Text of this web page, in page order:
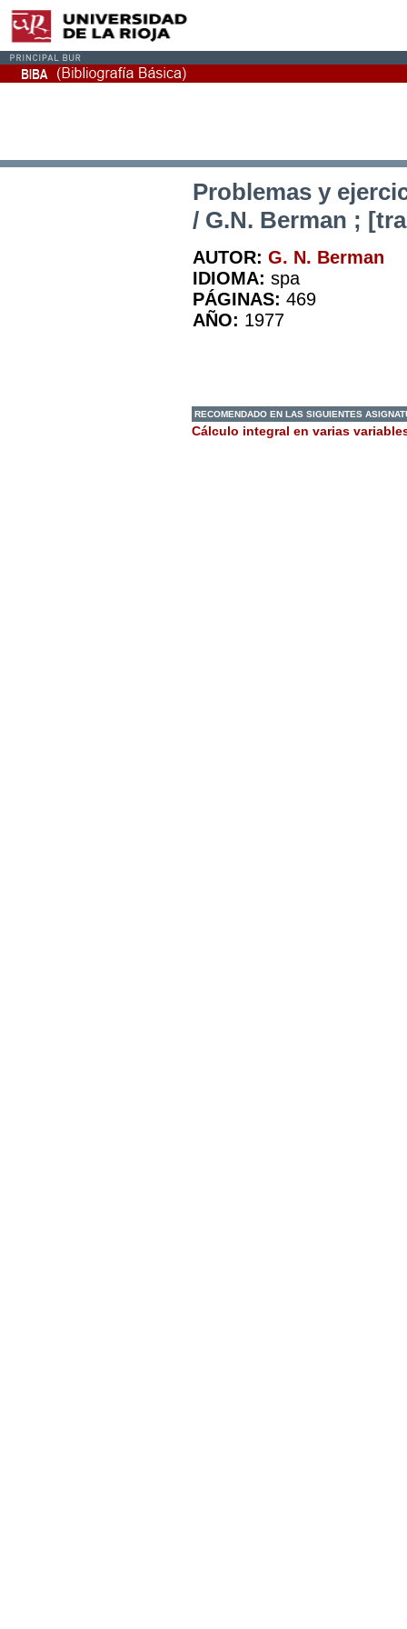
Problemas y
/ G.N. Berman ;
AUTOR: G. N. Berman
IDIOMA: spa
PÁGINAS: 469
AÑO: 1977
RECOMENDADO EN LAS SIGUIENTES
Cálculo integral en varias